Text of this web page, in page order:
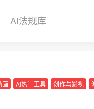
AI法规库
画 AI热门工具 创作与影视